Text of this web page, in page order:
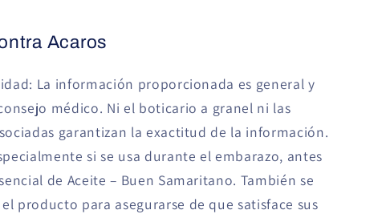
Acaros
La información proporcionada es general y
médico. Ni el boticario a granel ni las
garantizan la exactitud de la información.
si se usa durante el embarazo, antes
de Aceite – Buen Samaritano. También se
producto para asegurarse de que satisface sus